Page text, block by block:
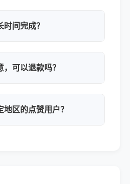
间完成？
可以退款吗？
区的点赞用户？